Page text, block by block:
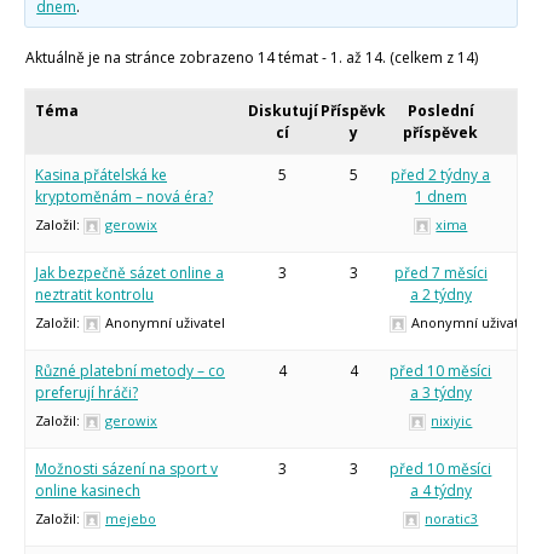
Co je to Arduino?
Začínáme s Arduinem
Arduino Software
Arduino se Zbyškem Vodou
Arduino roboti
dnem.
Aktuálně je na stránce zobrazeno 14 témat - 1. až 14. (celkem z 14)
Téma
Diskutují
cí
Příspěvk
y
Poslední
příspěvek
Kasina přátelská ke
kryptoměnám – nová éra?
Založil: gerowix
5 5
před 2 týdny a
1 dnem
xima
Jak bezpečně sázet online a
neztratit kontrolu
Založil: Anonymní uživatel
3 3
před 7 měsíci
a 2 týdny
Anonymní uživatel
Různé platební metody – co
preferují hráči?
Založil: gerowix
4 4
před 10 měsíci
a 3 týdny
nixiyic
Možnosti sázení na sport v
online kasinech
Založil: mejebo
3 3
před 10 měsíci
a 4 týdny
noratic3